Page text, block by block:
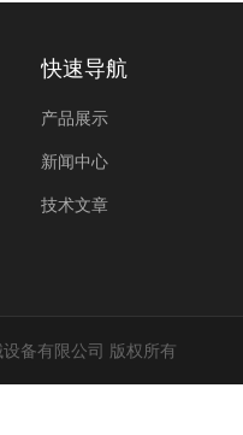
快速导航
产品展示
新闻中心
技术文章
备有限公司 版权所有